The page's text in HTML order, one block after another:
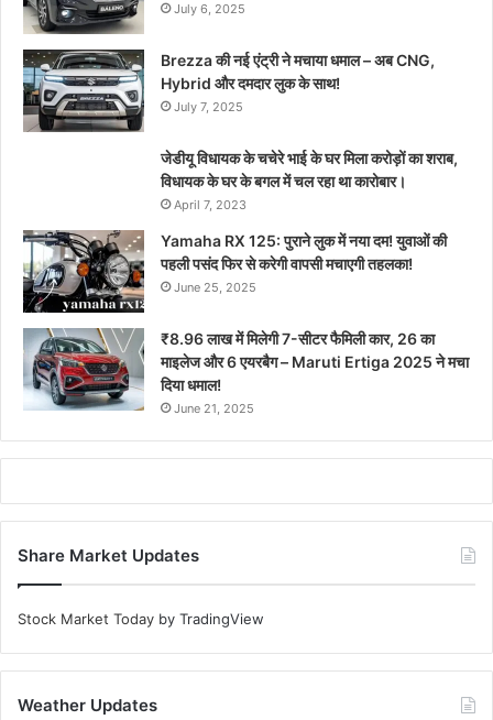
July 6, 2025
Brezza की नई एंट्री ने मचाया धमाल – अब CNG,
Hybrid और दमदार लुक के साथ!
July 7, 2025
जेडीयू विधायक के चचेरे भाई के घर मिला करोड़ों का शराब,
विधायक के घर के बगल में चल रहा था कारोबार।
April 7, 2023
Yamaha RX 125: पुराने लुक में नया दम! युवाओं की
पहली पसंद फिर से करेगी वापसी मचाएगी तहलका!
June 25, 2025
₹8.96 लाख में मिलेगी 7-सीटर फैमिली कार, 26 का
माइलेज और 6 एयरबैग – Maruti Ertiga 2025 ने मचा
दिया धमाल!
June 21, 2025
Share Market Updates
Stock Market Today by TradingView
Weather Updates